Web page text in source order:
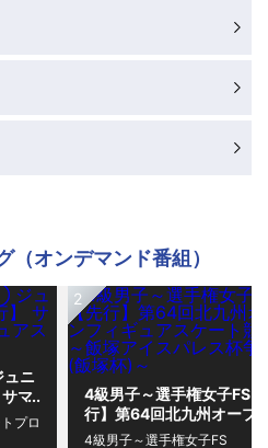
（オンデマンド番組）
ニ
マ
スケ
プロ
4級男子～選手権女子FS
行】第64回北九州オープ
ィギュアスケート競技会
4級男子～選手権女子FS